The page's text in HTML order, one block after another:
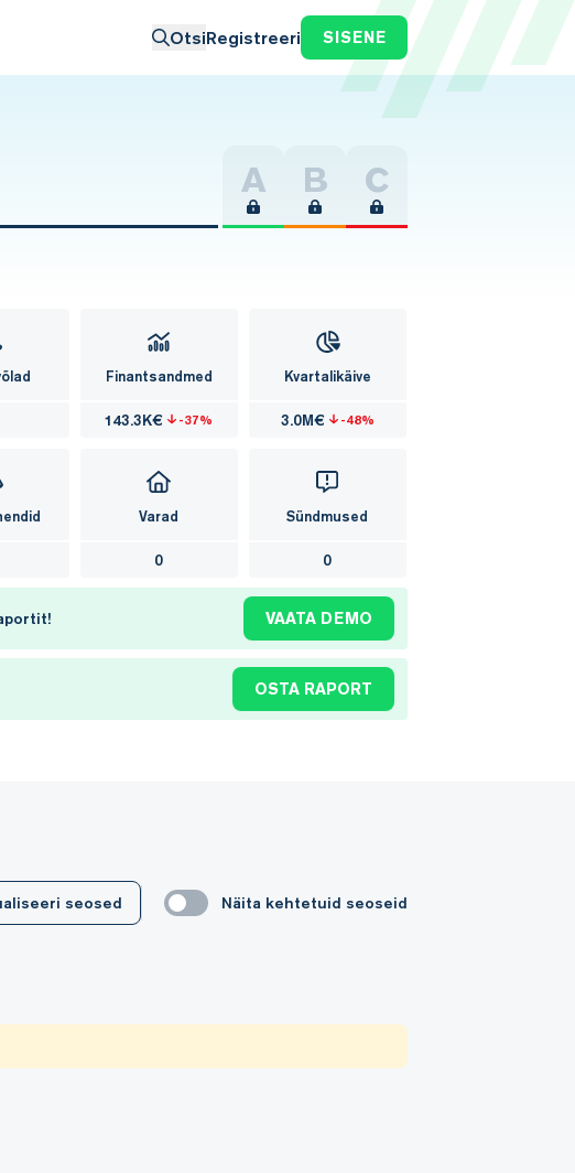
OtsiRegistreeri SISENE
A B C
Finantsandmed
143.3K€ -37%
Kvartalikäive
3.0M€ -48%
Varad
0
Sündmused
0
VAATA DEMO
OSTA RAPORT
seosed Näita kehtetuid seoseid